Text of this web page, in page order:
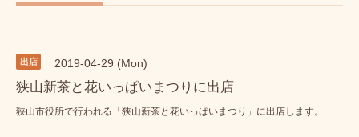
出店 2019-04-29 (Mon)
狭山新茶と花いっぱいまつりに出店
狭山市役所で行われる「狭山新茶と花いっぱいまつり」に出店します。